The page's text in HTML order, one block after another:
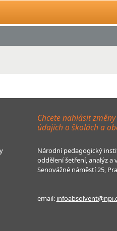
Chcete nahlásit
údajích o školách a
Národní pedagogický
oddělení šetření, analýz a
Senovážné náměstí 25,
email: